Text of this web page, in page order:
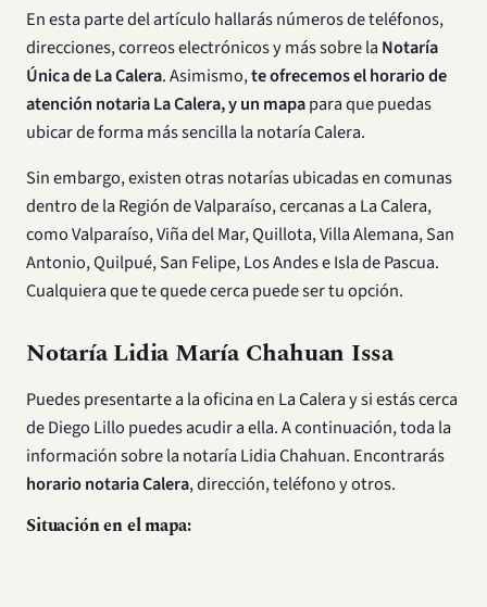
En esta parte del artículo hallarás números de teléfonos,
direcciones, correos electrónicos y más sobre la Notaría
Única de La Calera. Asimismo,te ofrecemos el horario de
atención notaria La Calera, y un mapapara que puedas
ubicar de forma más sencilla la notaría Calera.
Sin embargo, existen otras notarías ubicadas en comunas
dentro de la Región de Valparaíso, cercanas a La Calera,
como Valparaíso, Viña del Mar, Quillota, Villa Alemana, San
Antonio, Quilpué, San Felipe, Los Andes e Isla de Pascua.
Cualquiera que te quede cerca puede ser tu opción.
Notaría Lidia María Chahuan Issa
Puedes presentarte a la oficina en La Calera y si estás cerca
de Diego Lillo puedes acudir a ella. A continuación, toda la
información sobre la notaría Lidia Chahuan. Encontrarás
horario notaria Calera, dirección, teléfono y otros.
Situación en el mapa: